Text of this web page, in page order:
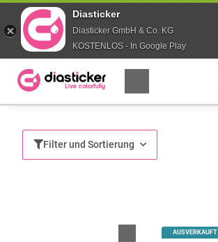
Diasticker
Diasticker GmbH & Co. KG
KOSTENLOS - In Google Play
Filter und Sortierung
AUSVERKAUFT